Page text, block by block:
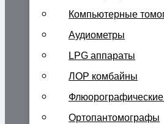
Компьютерные
Аудиометры
LPG аппараты
ЛОР комбайны
Ортопантомографы